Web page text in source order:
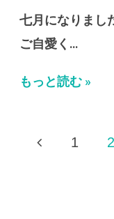
七月になりまし
ご自愛く…
もっと読む »
1 2